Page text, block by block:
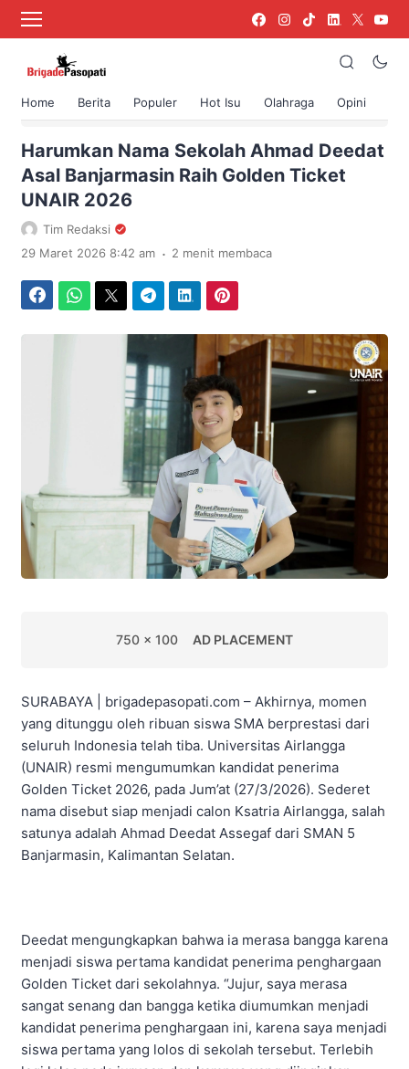
Home Berita Populer Hot Isu Olahraga Opini
›
Harumkan Nama Sekolah Ahmad Deedat
Asal Banjarmasin Raih Golden Ticket
UNAIR 2026
Tim Redaksi
29 Maret 2026 8:42 am . 2 menit membaca
750 x 100 AD PLACEMENT
SURABAYA | brigadepasopati.com – Akhirnya, momen
yang ditunggu oleh ribuan siswa SMA berprestasi dari
seluruh Indonesia telah tiba. Universitas Airlangga
(UNAIR) resmi mengumumkan kandidat penerima
Golden Ticket 2026, pada Jum’at (27/3/2026). Sederet
nama disebut siap menjadi calon Ksatria Airlangga, salah
satunya adalah Ahmad Deedat Assegaf dari SMAN 5
Banjarmasin, Kalimantan Selatan.
Deedat mengungkapkan bahwa ia merasa bangga karena
menjadi siswa pertama kandidat penerima penghargaan
Golden Ticket dari sekolahnya. “Jujur, saya merasa
sangat senang dan bangga ketika diumumkan menjadi
kandidat penerima penghargaan ini, karena saya menjadi
siswa pertama yang lolos di sekolah tersebut. Terlebih